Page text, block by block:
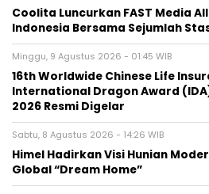
Coolita Luncurkan FAST Media
Indonesia Bersama Sejumlah
Minggu, 9 Agustus 2026 - 01:45 WIB
16th Worldwide Chinese Life
International Dragon Award
2026 Resmi Digelar
Sabtu, 8 Agustus 2026 - 14:26 WIB
Himel Hadirkan Visi Hunian
Global “Dream Home”